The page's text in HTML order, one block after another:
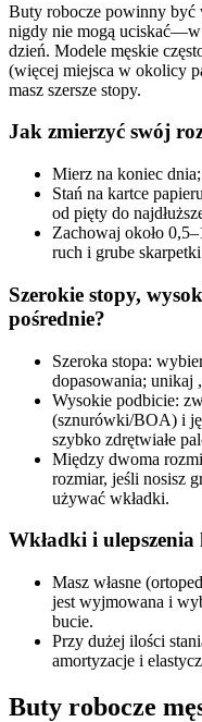
Buty robocze powinny być
nigdy nie mogą uciskać—w
dzień. Modele męskie
(więcej miejsca w okolicy
masz szersze stopy.
Jak zmierzyć swój
Mierz na koniec
Stań na kartce
od pięty do
Zachowaj około
ruch i grube
Szerokie stopy,
pośrednie?
Szeroka stopa:
dopasowania; unikaj
Wysokie podbicie:
(sznurówki/BOA) i
szybko zdrętwiałe
Między dwoma
rozmiar, jeśli nosisz
używać wkładki.
Wkładki i
Masz własne
jest wyjmowana i
bucie.
Przy dużej ilości
amortyzacje i
Buty robocze